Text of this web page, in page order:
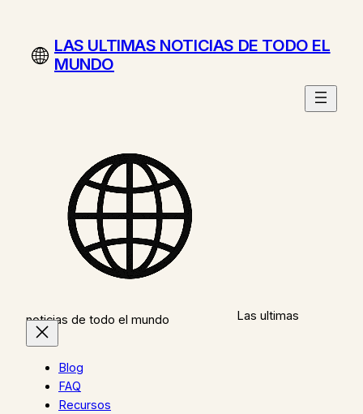
contenidoLAS ULTIMAS NOTICIAS DE TODO EL
MUNDO
Las ultimas
noticias de todo el mundo
Blog
FAQ
Recursos